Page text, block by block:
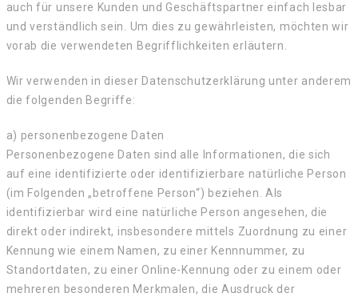
auch für unsere Kunden und Geschäftspartner einfach lesbar
und verständlich sein. Um dies zu gewährleisten, möchten wir
vorab die verwendeten Begrifflichkeiten erläutern.
Wir verwenden in dieser Datenschutzerklärung unter anderem
die folgenden Begriffe:
a) personenbezogene Daten
Personenbezogene Daten sind alle Informationen, die sich
auf eine identifizierte oder identifizierbare natürliche Person
(im Folgenden „betroffene Person“) beziehen. Als
identifizierbar wird eine natürliche Person angesehen, die
direkt oder indirekt, insbesondere mittels Zuordnung zu einer
Kennung wie einem Namen, zu einer Kennnummer, zu
Standortdaten, zu einer Online-Kennung oder zu einem oder
mehreren besonderen Merkmalen, die Ausdruck der